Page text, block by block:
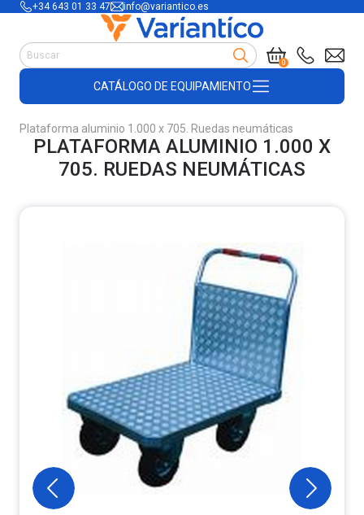
+34 643 01 33 47 info@variantico.es
0
CATÁLOGO DE EQUIPAMIENTO
Accesorios para carretillas
Útiles de almacén
Productos de plástico y madera
Encofrado
Plataforma aluminio 1.000 x 705. Ruedas neumáticas
PLATAFORMA ALUMINIO 1.000 X
705. RUEDAS NEUMÁTICAS